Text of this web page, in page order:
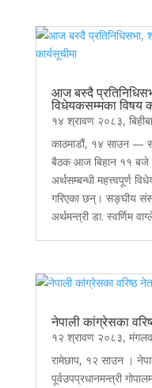
आज बस्दै
विधेयकसम्मका विषय
१४ श्रावण २०८३,
काठमाडौं, १४ साउन —
बैठक आज बिहान ११ बजे
अर्थसम्बन्धी महत्त्वपूर्ण
गरिएका छन्। सङ्घीय
अर्थमन्त्री डा. स्वर्णिम
नेपाली कांग्रेसका
१२ श्रावण २०८३,
रामेछाप, १२ साउन ।
पूर्वउपप्रधानमन्त्री